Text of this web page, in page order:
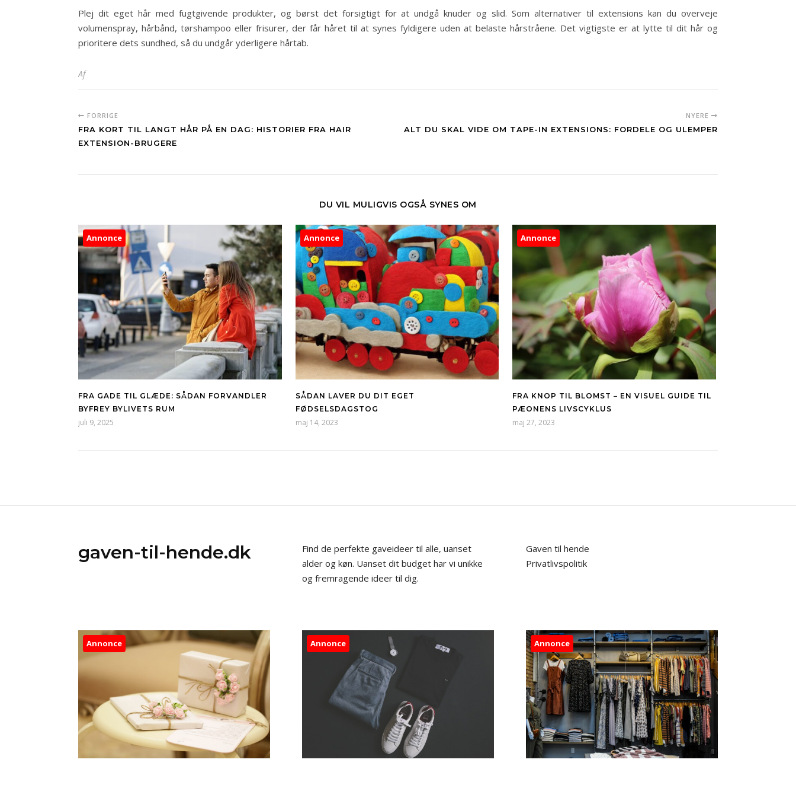
Plej dit eget hår med fugtgivende produkter, og børst det forsigtigt for at undgå knuder og slid. Som alternativer til extensions kan du overveje
volumenspray, hårbånd, tørshampoo eller frisurer, der får håret til at synes fyldigere uden at belaste hårstråene. Det vigtigste er at lytte til dit hår og
prioritere dets sundhed, så du undgår yderligere hårtab.
Af
FORRIGE
FRA KORT TIL LANGT HÅR PÅ EN DAG: HISTORIER FRA HAIR
EXTENSION-BRUGERE
NYERE
ALT DU SKAL VIDE OM TAPE-IN EXTENSIONS: FORDELE OG ULEMPER
DU VIL MULIGVIS OGSÅ SYNES OM
Annonce
FRA GADE TIL GLÆDE: SÅDAN FORVANDLER
BYFREY BYLIVETS RUM
juli 9, 2025
Annonce
SÅDAN LAVER DU DIT EGET
FØDSELSDAGSTOG
maj 14, 2023
Annonce
FRA KNOP TIL BLOMST – EN VISUEL GUIDE TIL
PÆONENS LIVSCYKLUS
maj 27, 2023
gaven-til-hende.dk
Find de perfekte gaveideer til alle, uanset
alder og køn. Uanset dit budget har vi unikke
og fremragende ideer til dig.
Gaven til hende
Privatlivspolitik
Annonce Annonce Annonce